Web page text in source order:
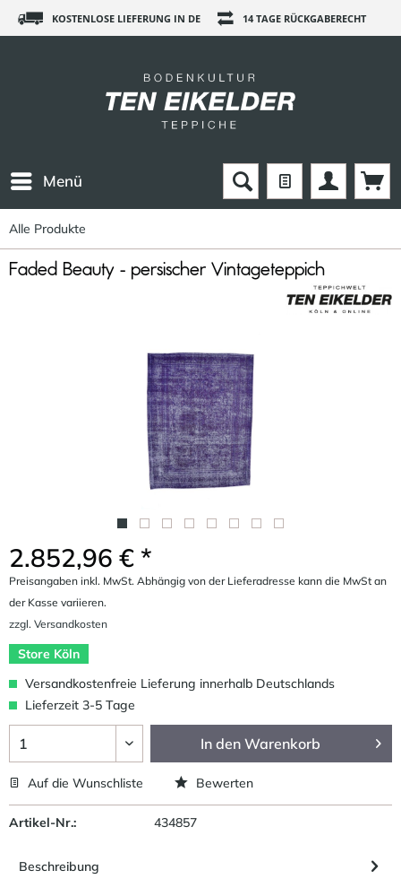
KOSTENLOSE LIEFERUNG IN DE 14 TAGE RÜCKGABERECHT
Menü
Alle Produkte
Faded Beauty - persischer Vintageteppich
2.852,96 € *
Preisangaben inkl. MwSt. Abhängig von der Lieferadresse kann die MwSt an
der Kasse variieren.
zzgl. Versandkosten
Store Köln
Versandkostenfreie Lieferung innerhalb Deutschlands
Lieferzeit 3-5 Tage
In den Warenkorb
Auf die Wunschliste Bewerten
Artikel-Nr.: 434857
Beschreibung